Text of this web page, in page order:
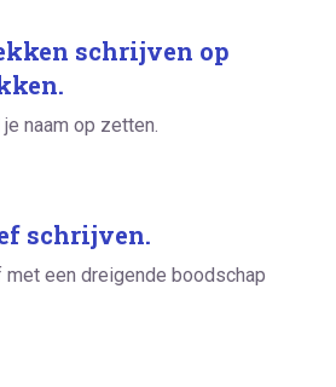
schrijven op
naam op zetten.
schrijven.
met een dreigende boodschap